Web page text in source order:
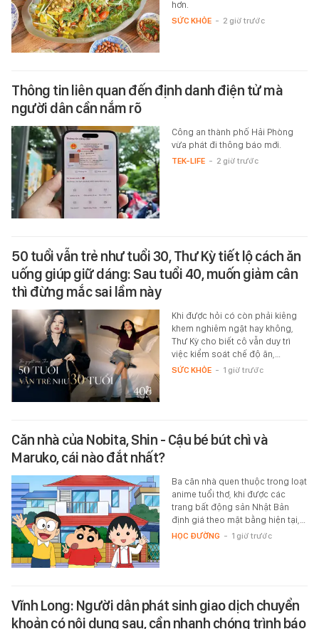
hơn.
SỨC KHỎE - 2 giờ trước
Thông tin liên quan đến định danh điện tử mà
người dân cần nắm rõ
Công an thành phố Hải Phòng
vừa phát đi thông báo mới.
TEK-LIFE - 2 giờ trước
50 tuổi vẫn trẻ như tuổi 30, Thư Kỳ tiết lộ cách ăn
uống giúp giữ dáng: Sau tuổi 40, muốn giảm cân
thì đừng mắc sai lầm này
Khi được hỏi có còn phải kiêng
khem nghiêm ngặt hay không,
Thư Kỳ cho biết cô vẫn duy trì
việc kiểm soát chế độ ăn,…
SỨC KHỎE - 1 giờ trước
Căn nhà của Nobita, Shin - Cậu bé bút chì và
Maruko, cái nào đắt nhất?
Ba căn nhà quen thuộc trong loạt
anime tuổi thơ, khi được các
trang bất động sản Nhật Bản
định giá theo mặt bằng hiện tại,…
HỌC ĐƯỜNG - 1 giờ trước
Vĩnh Long: Người dân phát sinh giao dịch chuyển
khoản có nội dung sau, cần nhanh chóng trình báo